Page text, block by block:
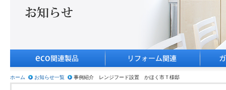
ホーム お知らせ一覧 事例紹介 レンジフード設置 かほく市Ｔ様邸